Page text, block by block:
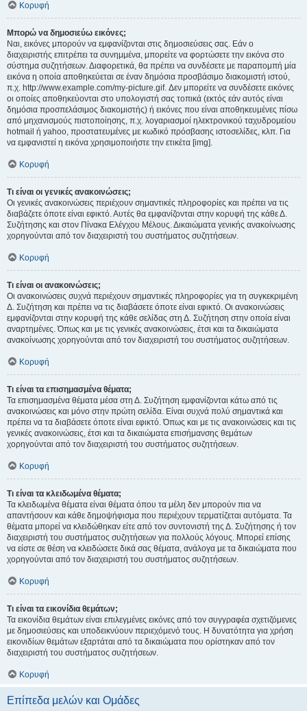
Κορυφή
Μπορώ να δημοσιεύω εικόνες;
Ναι, εικόνες μπορούν να εμφανίζονται στις δημοσιεύσεις σας. Εάν ο
διαχειριστής επιτρέπει τα συνημμένα, μπορείτε να φορτώσετε την εικόνα στο
σύστημα συζητήσεων. Διαφορετικά, θα πρέπει να συνδέσετε με παραπομπή μία
εικόνα η οποία αποθηκεύεται σε έναν δημόσια προσβάσιμο διακομιστή ιστού,
π.χ. http://www.example.com/my-picture.gif. Δεν μπορείτε να συνδέσετε εικόνες
οι οποίες αποθηκεύονται στο υπολογιστή σας τοπικά (εκτός εάν αυτός είναι
δημόσια προσπελάσιμος διακομιστής) ή εικόνες που είναι αποθηκευμένες πίσω
από μηχανισμούς πιστοποίησης, π.χ. λογαριασμοί ηλεκτρονικού ταχυδρομείου
hotmail ή yahoo, προστατευμένες με κωδικό πρόσβασης ιστοσελίδες, κλπ. Για
να εμφανιστεί η εικόνα χρησιμοποιήστε την ετικέτα [img].
Κορυφή
Τι είναι οι γενικές ανακοινώσεις;
Οι γενικές ανακοινώσεις περιέχουν σημαντικές πληροφορίες και πρέπει να τις
διαβάζετε όποτε είναι εφικτό. Αυτές θα εμφανίζονται στην κορυφή της κάθε Δ.
Συζήτησης και στον Πίνακα Ελέγχου Μέλους. Δικαιώματα γενικής ανακοίνωσης
χορηγούνται από τον διαχειριστή του συστήματος συζητήσεων.
Κορυφή
Τι είναι οι ανακοινώσεις;
Οι ανακοινώσεις συχνά περιέχουν σημαντικές πληροφορίες για τη συγκεκριμένη
Δ. Συζήτηση και πρέπει να τις διαβάσετε όποτε είναι εφικτό. Οι ανακοινώσεις
εμφανίζονται στην κορυφή της κάθε σελίδας στη Δ. Συζήτηση στην οποία είναι
αναρτημένες. Όπως και με τις γενικές ανακοινώσεις, έτσι και τα δικαιώματα
ανακοίνωσης χορηγούνται από τον διαχειριστή του συστήματος συζητήσεων.
Κορυφή
Τι είναι τα επισημασμένα θέματα;
Τα επισημασμένα θέματα μέσα στη Δ. Συζήτηση εμφανίζονται κάτω από τις
ανακοινώσεις και μόνο στην πρώτη σελίδα. Είναι συχνά πολύ σημαντικά και
πρέπει να τα διαβάσετε όποτε είναι εφικτό. Όπως και με τις ανακοινώσεις και τις
γενικές ανακοινώσεις, έτσι και τα δικαιώματα επισήμανσης θεμάτων
χορηγούνται από τον διαχειριστή του συστήματος συζητήσεων.
Κορυφή
Τι είναι τα κλειδωμένα θέματα;
Τα κλειδωμένα θέματα είναι θέματα όπου τα μέλη δεν μπορούν πια να
απαντήσουν και κάθε δημοψήφισμα που περιέχουν τερματίζεται αυτόματα. Τα
θέματα μπορεί να κλειδώθηκαν είτε από τον συντονιστή της Δ. Συζήτησης ή τον
διαχειριστή του συστήματος συζητήσεων για πολλούς λόγους. Μπορεί επίσης
να είστε σε θέση να κλειδώσετε δικά σας θέματα, ανάλογα με τα δικαιώματα που
χορηγούνται από τον διαχειριστή του συστήματος συζητήσεων.
Κορυφή
Τι είναι τα εικονίδια θεμάτων;
Τα εικονίδια θεμάτων είναι επιλεγμένες εικόνες από τον συγγραφέα σχετιζόμενες
με δημοσιεύσεις και υποδεικνύουν περιεχόμενό τους. Η δυνατότητα για χρήση
εικονιδίων θεμάτων εξαρτάται από τα δικαιώματα που ορίστηκαν από τον
διαχειριστή του συστήματος συζητήσεων.
Κορυφή
Επίπεδα μελών και Ομάδες